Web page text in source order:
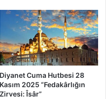
Diyanet Cuma Hutbesi 28
Kasım 2025 “Fedakârlığın
Zirvesi: Îsâr”